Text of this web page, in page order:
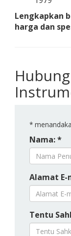
Lengkapkan
harga dan
*
Nama: *
Alamat E-
Tentu